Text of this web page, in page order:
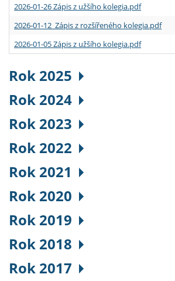
2026-01-26 Zápis z užšího kolegia.pdf
2026-01-12 Zápis z rozšířeného kolegia.pdf
2026-01-05 Zápis z užšího kolegia.pdf
Rok 2025
Rok 2024
Rok 2023
Rok 2022
Rok 2021
Rok 2020
Rok 2019
Rok 2018
Rok 2017